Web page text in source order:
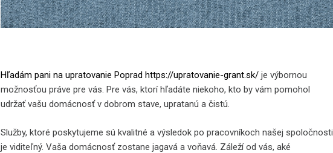
Hľadám pani na upratovanie Poprad https://upratovanie-grant.sk/ je výbornou
možnosťou práve pre vás. Pre vás, ktorí hľadáte niekoho, kto by vám pomohol
udržať vašu domácnosť v dobrom stave, upratanú a čistú.
Služby, ktoré poskytujeme sú kvalitné a výsledok po pracovníkoch našej spoločnosti
je viditeľný. Vaša domácnosť zostane jagavá a voňavá. Záleží od vás, aké